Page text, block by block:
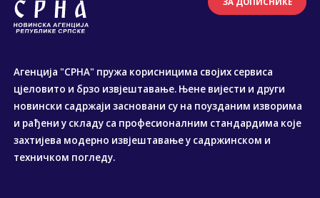
Агенција "СРНА" пружа корисницима својих сервиса
цјеловито и брзо извјештавање. Њене вијести и други
новински садржаји засновани су на поузданим изворима
и рађени у складу са професионалним стандардима које
захтијева модерно извјештавање у садржинском и
техничком погледу.